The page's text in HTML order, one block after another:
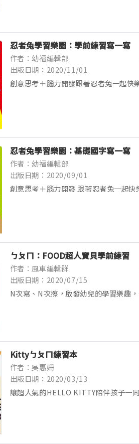
忍者兔學習樂園：學前練習寫一寫
作者：幼福編輯部
出版日期：2020/11/01
創意思考＋腦力開發跟著忍者兔一起快
忍者兔學習樂園：基礎國字寫一寫
作者：幼福編輯部
出版日期：2020/09/01
創意思考＋腦力開發 跟著忍者兔一起
ㄅㄆㄇ：FOOD超人寶貝學前練習
作者：風車編輯群
出版日期：2020/07/15
N次寫、N次擦，啟發幼兒的學習樂趣
Kittyㄅㄆㄇ練習本
作者：吳惠姍
出版日期：2020/03/13
讓超人氣的HELLO KITTY陪伴孩子一